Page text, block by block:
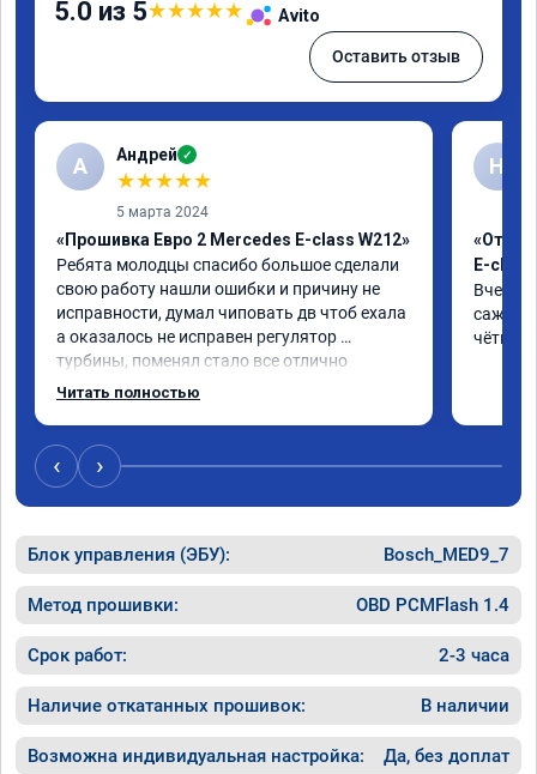
5.0 из 5★★★★★ Avito
Оставить отзыв
А Андрей ✓
★★★★★
5 марта 2024
«Прошивка Евро 2 Mercedes E-class W212»
Ребята молодцы спасибо большое сделали
свою работу нашли ошибки и причину не
исправности, думал чиповать дв чтоб ехала
а оказалось не исправен регулятор
турбины, поменял стало все отлично
Читать полностью
Н
E-class
Вчера
чётко.
‹ ›
Блок управления (ЭБУ): Bosch_MED9_7
Метод прошивки: OBD PCMFlash 1.4
Срок работ: 2-3 часа
Наличие откатанных прошивок: В наличии
Возможна индивидуальная настройка: Да, без доплат